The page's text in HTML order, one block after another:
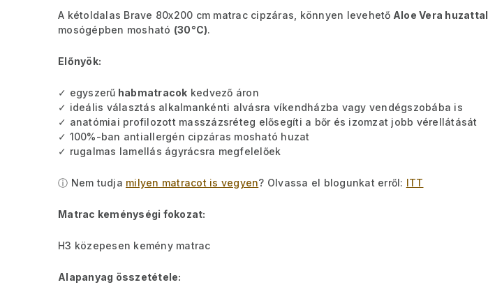
A kétoldalas Brave 80x200 cm matrac cipzáras, könnyen levehető Aloe Vera huzattal
mosógépben mosható (30°C).
Előnyök:
✓ egyszerű habmatracok kedvező áron
✓ ideális választás alkalmankénti alvásra víkendházba vagy vendégszobába is
✓ anatómiai profilozott masszázsréteg elősegíti a bőr és izomzat jobb vérellátását
✓ 100%-ban antiallergén cipzáras mosható huzat
✓ rugalmas lamellás ágyrácsra megfelelőek
ⓘ Nem tudja milyen matracot is vegyen? Olvassa el blogunkat erről: ITT
Matrac keménységi fokozat:
H3 közepesen kemény matrac
Alapanyag összetétele: